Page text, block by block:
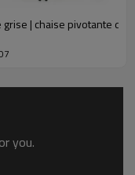
grise | chaise pivotante
you.